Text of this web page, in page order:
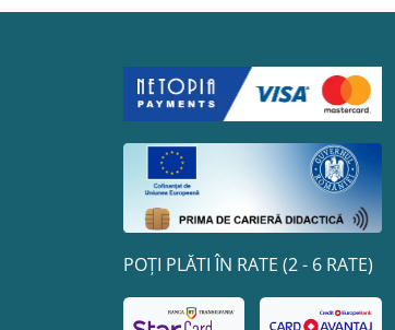
POȚI PLĂTI ÎN RATE (2 - 6 RATE)